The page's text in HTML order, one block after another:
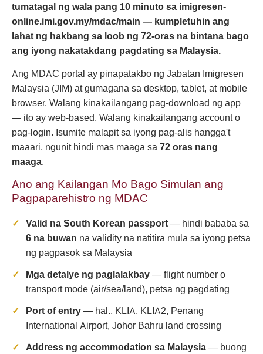
tumatagal ng wala pang 10 minuto sa imigresen-
online.imi.gov.my/mdac/main — kumpletuhin ang
lahat ng hakbang sa loob ng 72-oras na bintana bago
ang iyong nakatakdang pagdating sa Malaysia.
Ang MDAC portal ay pinapatakbo ng Jabatan Imigresen
Malaysia (JIM) at gumagana sa desktop, tablet, at mobile
browser. Walang kinakailangang pag-download ng app
— ito ay web-based. Walang kinakailangang account o
pag-login. Isumite malapit sa iyong pag-alis hangga't
maaari, ngunit hindi mas maaga sa72 oras nang
maaga.
Ano ang Kailangan Mo Bago Simulan ang
Pagpaparehistro ng MDAC
Valid na South Korean passport— hindi bababa sa
6 na buwan na validity na natitira mula sa iyong petsa
ng pagpasok sa Malaysia
Mga detalye ng paglalakbay— flight number o
transport mode (air/sea/land), petsa ng pagdating
Port of entry— hal., KLIA, KLIA2, Penang
International Airport, Johor Bahru land crossing
Address ng accommodation sa Malaysia— buong